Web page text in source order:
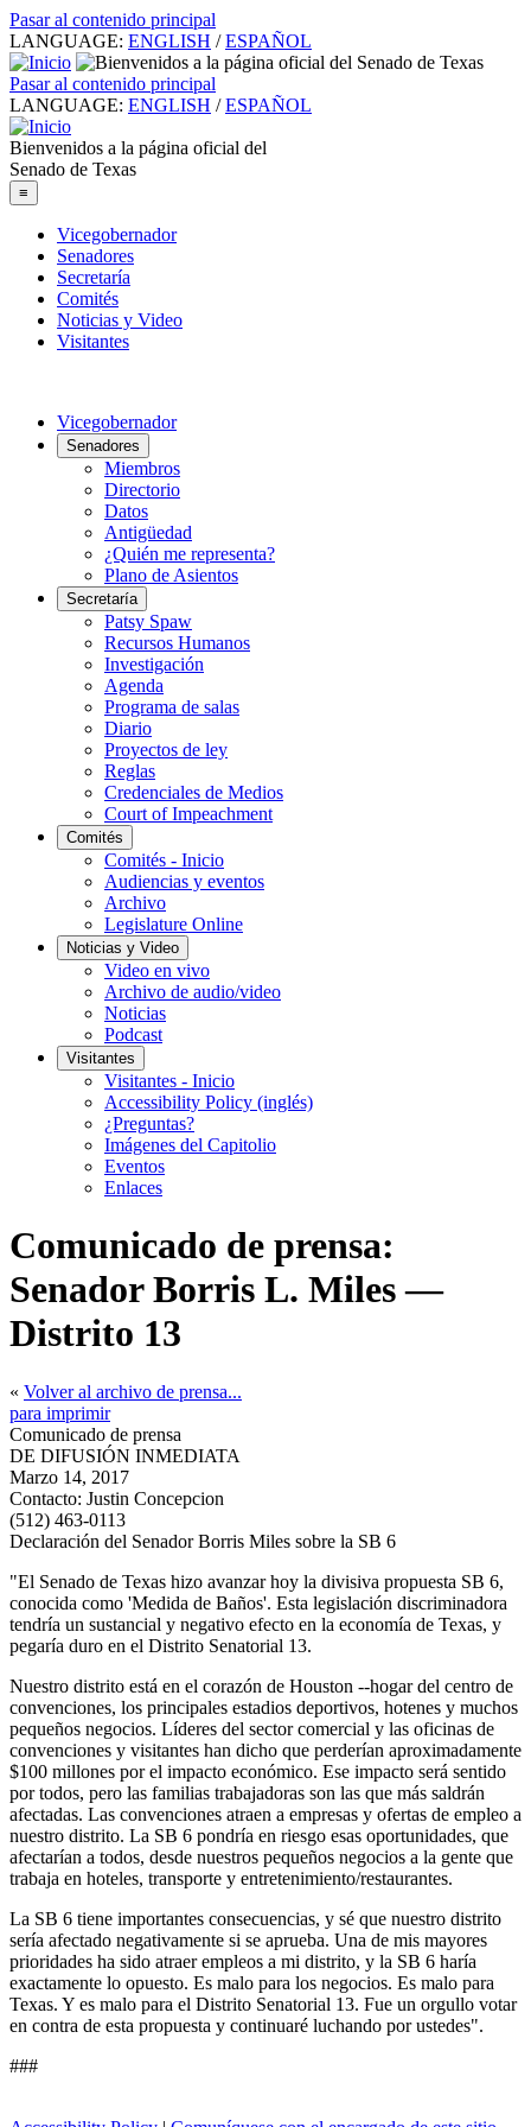
Pasar al contenido principal
LANGUAGE: ENGLISH / ESPAÑOL
Pasar al contenido principal
LANGUAGE: ENGLISH / ESPAÑOL
Bienvenidos a la página oficial del
Senado de Texas
≡
Vicegobernador
Senadores
Secretaría
Comités
Noticias y Video
Visitantes
Vicegobernador
Senadores
Miembros
Directorio
Datos
Antigüedad
¿Quién me representa?
Plano de Asientos
Secretaría
Patsy Spaw
Recursos Humanos
Investigación
Agenda
Programa de salas
Diario
Proyectos de ley
Reglas
Credenciales de Medios
Court of Impeachment
Comités
Comités - Inicio
Audiencias y eventos
Archivo
Legislature Online
Noticias y Video
Video en vivo
Archivo de audio/video
Noticias
Podcast
Visitantes
Visitantes - Inicio
Accessibility Policy (inglés)
¿Preguntas?
Imágenes del Capitolio
Eventos
Enlaces
Comunicado de prensa:
Senador Borris L. Miles —
Distrito 13
« Volver al archivo de prensa...
para imprimir
Comunicado de prensa
DE DIFUSIÓN INMEDIATA
Marzo 14, 2017
Contacto: Justin Concepcion
(512) 463-0113
Declaración del Senador Borris Miles sobre la SB 6
"El Senado de Texas hizo avanzar hoy la divisiva propuesta SB 6,
conocida como 'Medida de Baños'. Esta legislación discriminadora
tendría un sustancial y negativo efecto en la economía de Texas, y
pegaría duro en el Distrito Senatorial 13.
Nuestro distrito está en el corazón de Houston --hogar del centro de
convenciones, los principales estadios deportivos, hotenes y muchos
pequeños negocios. Líderes del sector comercial y las oficinas de
convenciones y visitantes han dicho que perderían aproximadamente
$100 millones por el impacto económico. Ese impacto será sentido
por todos, pero las familias trabajadoras son las que más saldrán
afectadas. Las convenciones atraen a empresas y ofertas de empleo a
nuestro distrito. La SB 6 pondría en riesgo esas oportunidades, que
afectarían a todos, desde nuestros pequeños negocios a la gente que
trabaja en hoteles, transporte y entretenimiento/restaurantes.
La SB 6 tiene importantes consecuencias, y sé que nuestro distrito
sería afectado negativamente si se aprueba. Una de mis mayores
prioridades ha sido atraer empleos a mi distrito, y la SB 6 haría
exactamente lo opuesto. Es malo para los negocios. Es malo para
Texas. Y es malo para el Distrito Senatorial 13. Fue un orgullo votar
en contra de esta propuesta y continuaré luchando por ustedes".
###